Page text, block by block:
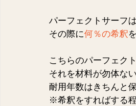
パーフェクトサーフ
その際に何％の希釈
こちらのパーフェク
それを材料が勿体な
耐用年数はきちんと
※希釈をすればする